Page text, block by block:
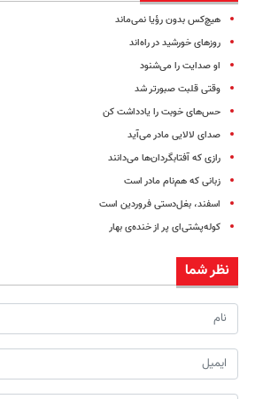
هیچ‌کس بدون رؤیا نمی‌ماند
روزهای خورشید در راه‌اند
او صدایت را می‌شنود
وقتی قلبت صبورتر شد
حس‌های خوبت را یاد‌داشت کن
صدای لالایی مادر می‌آید
رازی که آفتابگردان‌ها می‌دانند
زبانی که هم‌نام مادر است
اسفند، بغل‌دستی فروردین است
کوله‌پشتی‌ای پر از خنده‌ی بهار
نظر شما